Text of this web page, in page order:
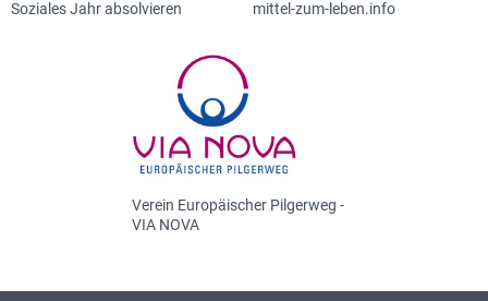
Soziales Jahr absolvieren
mittel-zum-leben.info
Verein Europäischer Pilgerweg -
VIA NOVA